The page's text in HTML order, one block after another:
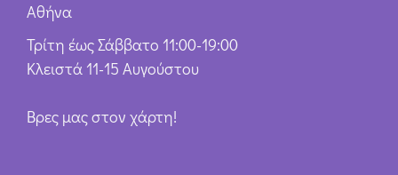
Αθήνα
Τρίτη έως Σάββατο 11:00-19:00
Κλειστά 11-15 Αυγούστου
Βρες μας στον χάρτη!